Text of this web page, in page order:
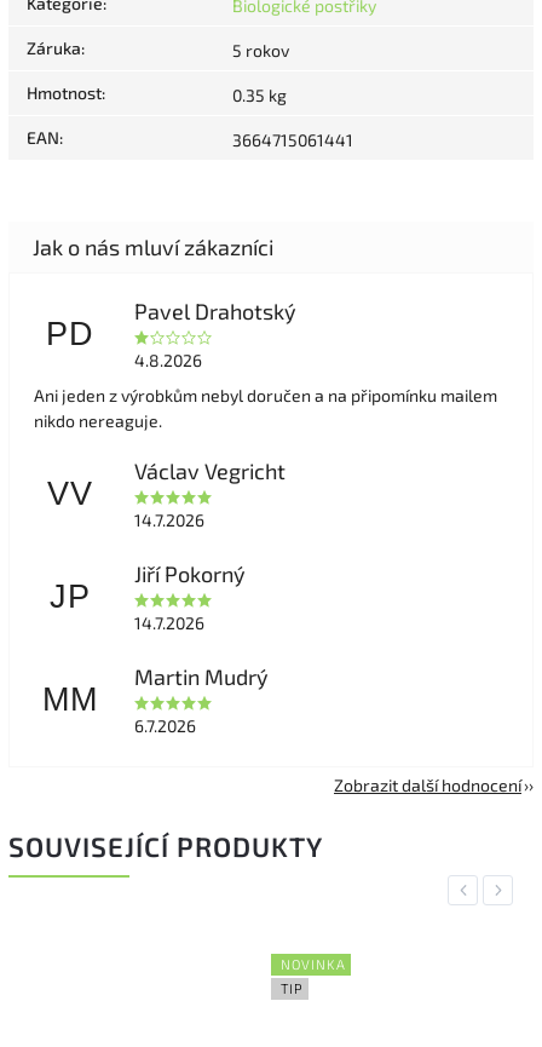
Biologické postřiky
Záruka: 5 rokov
Hmotnost: 0.35 kg
EAN: 3664715061441
PD
Pavel Drahotský
4.8.2026
Ani jeden z výrobkům nebyl doručen a na připomínku mailem
nikdo nereaguje.
VV
Václav Vegricht
14.7.2026
JP
Jiří Pokorný
14.7.2026
MM
Martin Mudrý
6.7.2026
Zobrazit další hodnocení
SOUVISEJÍCÍ PRODUKTY
Previous
NOVINKA
TIP
Next